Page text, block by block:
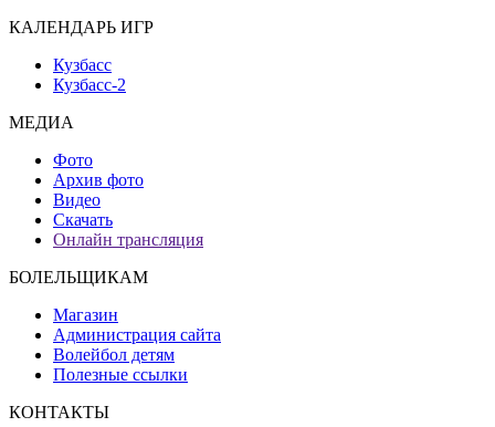
КАЛЕНДАРЬ ИГР
Кузбасс
Кузбасс-2
МЕДИА
Фото
Архив фото
Видео
Скачать
Онлайн трансляция
БОЛЕЛЬЩИКАМ
Магазин
Администрация сайта
Волейбол детям
Полезные ссылки
КОНТАКТЫ